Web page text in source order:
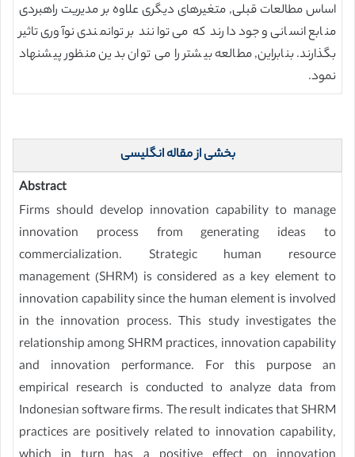
اساس مطالعات قبلی, متغیرهای دیگری علاوه بر مدیریت راهبردی
منابع انسانی وجود دارند که می توانند بر توانمندی نوآوری تاثیر
بگذارند. بنابراین, مطالعه بیشتر را می توان بدین منظور پیشنهاد
نمود.
بخشی از مقاله انگلیسی
Abstract
Firms should develop innovation capability to manage
innovation process from generating ideas to
commercialization. Strategic human resource
management (SHRM) is considered as a key element to
innovation capability since the human element is involved
in the innovation process. This study investigates the
relationship among SHRM practices, innovation capability
and innovation performance. For this purpose an
empirical research is conducted to analyze data from
Indonesian software firms. The result indicates that SHRM
practices are positively related to innovation capability,